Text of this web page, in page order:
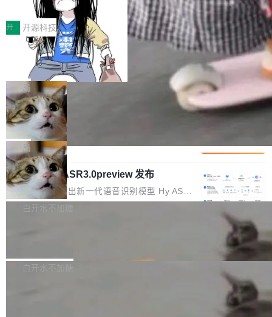
得住、用得稳、省得下、更安全！ 一、从现在开
始，Token使用一目...
q2Seq 和 DocAI 的共同发明人）以及 Oriol Vin
yals（Gemini 联合负责人，AlphaSta...
中文驱动的数字员工，自主理解需求、规划步
骤、编写代码。不挑模型、不挑平台，curl 一行
装完即用。 开源地址：Gitee · GitCode · GitHu
b 安装 支持 Java 8+（8~26）、macOS / Linu
x / Windows / Harmony PC。 # macOS / Linu
x / Harmony PC curl -fsSL https://solon.noea
r.org/solon...
价值潜能：华为云码道（CodeArts）
代码仓技术解析
一、代码仓深度理解技术的作用与价值 在软件工
程实践中，代码仓是企业核心知识资产的主要载
体。企业级代码仓库通常包含数十万乃至数百万
个文件，其规模远超单次模型调用可承载的上下
文窗口。随着项目规模的持续扩张与代码历史的
不断累积，代码仓中的模块关系、接口契约、业
务逻辑等关键信息往往分散于数十乃至数百个文
件之中，形成高度复杂的知识关联网络。传统的
代码检索手段（如关键词匹配、目录遍历）仅能
在语法层面完成文本定位，难以触及代码的语义
内涵与结构关联，导致开发者使用代码智能体在
理解大规模代码仓时面临显著"代码仓理解"瓶
颈。 代码仓深度理解服务（以下简称" CodeBas
e深度理解服务"）是华为云码道（CodeA...
开 开源科技
一条“删库”命令跑 17 小时，算法工程
师删光 89TB 数据只为干私活
最高人民检察院8月4日公布了一起案件：北京一
名90后算法工程师王某，为了给自己接的私活腾
服务器空间，删光了公司AI游戏部门的全部核心
数据。 王某2024年1月入职东城区某科技公司AI
短剧部门，有互联网大厂背景。在公司内部架构
调整期间，部门三次通知全员将数据从A集群迁
移到B集群，王某都回复了"收到"。 他没有迁移
数据。2024年9月3日下午4点，他使用此前登录
的账号密码进入A集群，输入了一条被程序员圈
称为"删库跑路"的命令——最高管理员权限、无
自研的多个文生3D和...
局
Cloudflare 分享推理优化实践：KV ca
che 量化 + 权重压缩，吞吐量提升 4
1%，成本降 30%
Kimi 和 GLM 是当前最强的大模型系列之一，但
它们有一个共同的问题：太吃显存了。月之暗面
的 Kimi K 系列和智谱的 GLM 都是长上下文、M
oE 架构的大模型，好用到让人上瘾，但 GPU 显
存永远不够用。 Cloudflare 的 Workers AI 团队
一直在跑这些模型的推理。他们在官方博客上发
整性保护。效果是：吞吐量提升 41%，每 token
局
腾讯混元 Hy ASR3.0preview 发布
腾讯混元正式推出新一代语音识别模型 Hy ASR
3.0preview。基于最新一代大语言模型 Hy3 的
让语音识别不再只是听清，而是真正听懂。通过
白开水不加糖
新和少量网页兼容性修复版本。 Changes/fixe
白开水不加糖